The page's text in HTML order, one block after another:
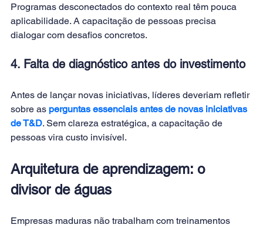
Programas desconectados do contexto real têm pouca
aplicabilidade. A capacitação de pessoas precisa
dialogar com desafios concretos.
4. Falta de diagnóstico antes do investimento
Antes de lançar novas iniciativas, líderes deveriam refletir
sobre as perguntas essenciais antes de novas iniciativas
de T&D. Sem clareza estratégica, a capacitação de
pessoas vira custo invisível.
Arquitetura de aprendizagem: o
divisor de águas
Empresas maduras não trabalham com treinamentos